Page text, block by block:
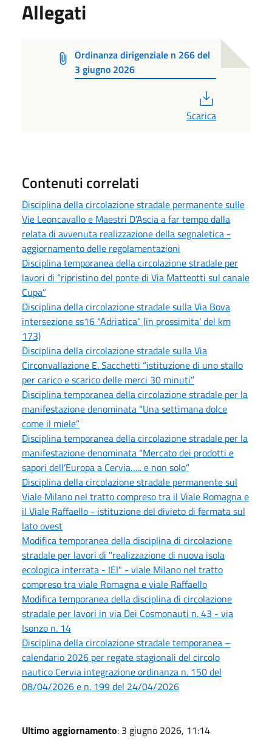
Allegati
Ordinanza dirigenziale n 266 del
3 giugno 2026
Scarica
Contenuti correlati
Disciplina della circolazione stradale permanente sulle
Vie Leoncavallo e Maestri D’Ascia a far tempo dalla
relata di avvenuta realizzazione della segnaletica -
aggiornamento delle regolamentazioni
Disciplina temporanea della circolazione stradale per
lavori di “ripristino del ponte di Via Matteotti sul canale
Cupa”
Disciplina della circolazione stradale sulla Via Bova
intersezione ss16 “Adriatica” (in prossimita’ del km
173)
Disciplina della circolazione stradale sulla Via
Circonvallazione E. Sacchetti “istituzione di uno stallo
per carico e scarico delle merci 30 minuti”
Disciplina temporanea della circolazione stradale per la
manifestazione denominata “Una settimana dolce
come il miele”
Disciplina temporanea della circolazione stradale per la
manifestazione denominata “Mercato dei prodotti e
sapori dell’Europa a Cervia….. e non solo”
Disciplina della circolazione stradale permanente sul
Viale Milano nel tratto compreso tra il Viale Romagna e
il Viale Raffaello - istituzione del divieto di fermata sul
lato ovest
Modifica temporanea della disciplina di circolazione
stradale per lavori di "realizzazione di nuova isola
ecologica interrata - IEI" - viale Milano nel tratto
compreso tra viale Romagna e viale Raffaello
Modifica temporanea della disciplina di circolazione
stradale per lavori in via Dei Cosmonauti n. 43 - via
Isonzo n. 14
Disciplina della circolazione stradale temporanea –
calendario 2026 per regate stagionali del circolo
nautico Cervia integrazione ordinanza n. 150 del
08/04/2026 e n. 199 del 24/04/2026
Ultimo aggiornamento: 3 giugno 2026, 11:14